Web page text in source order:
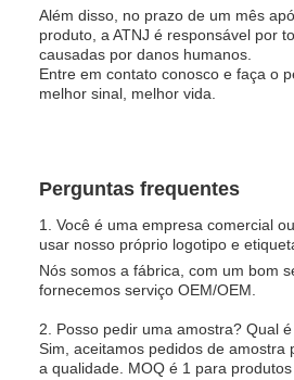
Além disso, no prazo de um mês
produto, a ATNJ é responsável por
causadas por danos humanos.
Entre em contato conosco e faça o
melhor sinal, melhor vida.
Perguntas frequentes
1. Você é uma empresa comercial
usar nosso próprio logotipo e
Nós somos a fábrica, com um bom
fornecemos serviço OEM/OEM.
2. Posso pedir uma amostra? Qual
Sim, aceitamos pedidos de amostra
a qualidade. MOQ é 1 para produtos